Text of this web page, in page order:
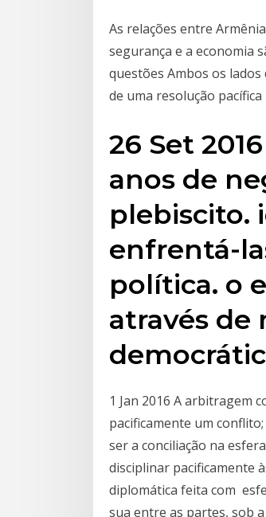
As relações entre
segurança e a economia
questões Ambos os
de uma resolução
26 Set
anos de
plebiscito.
enfrentá-
política. o
através de
1 Jan 2016 A arbitragem
pacificamente um
ser a conciliação na
disciplinar pacificamente
diplomática feita com
sua entre as partes, sob